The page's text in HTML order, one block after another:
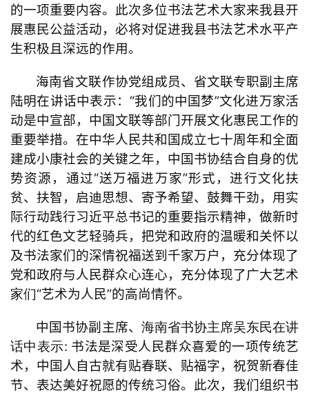
的一项重要内容。此次多位书法艺术大家来我县开
展惠民公益活动，必将对促进我县书法艺术水平产
生积极且深远的作用。
海南省文联作协党组成员、省文联专职副主席
陆明在讲话中表示： “我们的中国梦”文化进万家活
动是中宣部，中国文联等部门开展文化惠民工作的
重要举措。在中华人民共和国成立七十周年和全面
建成小康社会的关键之年，中国书协结合自身的优
势资源， 通过“送万福进万家”形式 ，进行文化扶
贫、扶智， 启迪思想、寄予希望、鼓舞干劲， 用实
际行动践行习近平总书记的重要指示精神，做新时
代的红色文艺轻骑兵，把党和政府的温暖和关怀以
及书法家们的深情祝福送到千家万户 ， 充分体现了
党和政府与人民群众心连心，充分体现了广大艺术
家们“艺术为人民”的高尚情怀。
中国书协副主席、 海南省书协主席吴东民在讲
话中表示: 书法是深受人民群众喜爱的一项传统艺
术，中国人自古就有贴春联、贴福字，祝贺新春佳
节、表达美好祝愿的传统习俗。此次，我们组织书